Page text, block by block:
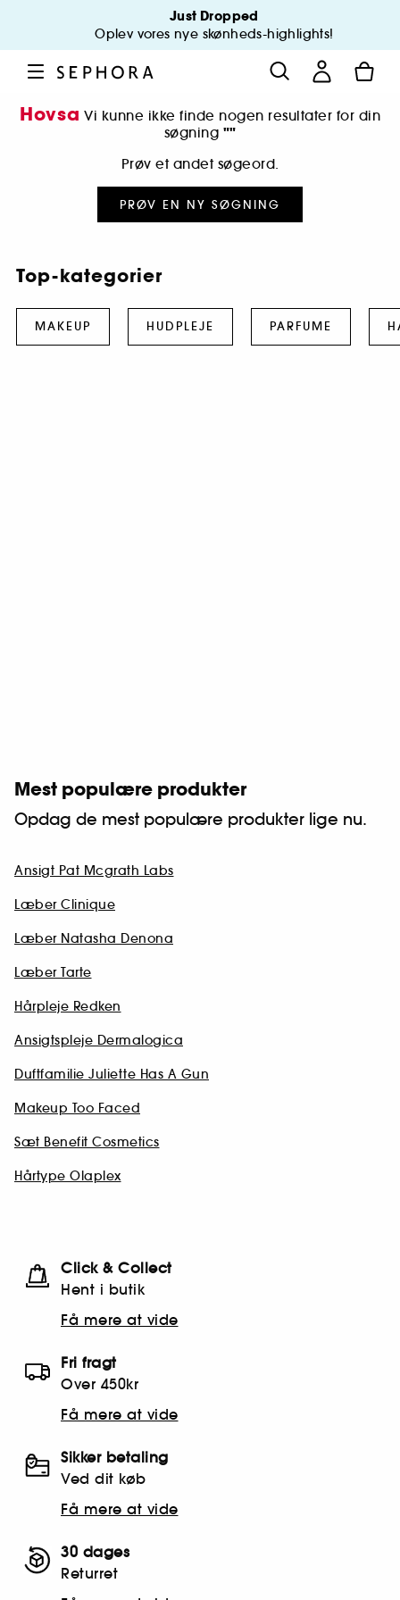
Just Dropped
Oplev vores nye skønheds-highlights!
Hovsa Vi kunne ikke finde nogen resultater for din
søgning ""
Prøv et andet søgeord.
PRØV EN NY SØGNING
Top-kategorier
MAKEUP HUDPLEJE PARFUME
Mest populære produkter
Opdag de mest populære produkter lige nu.
Ansigt Pat Mcgrath Labs
Læber Clinique
Læber Natasha Denona
Læber Tarte
Hårpleje Redken
Ansigtspleje Dermalogica
Duftfamilie Juliette Has A Gun
Makeup Too Faced
Sæt Benefit Cosmetics
Hårtype Olaplex
Click & Collect
Hent i butik
Få mere at vide
Fri fragt
Over 450kr
Få mere at vide
Sikker betaling
Ved dit køb
Få mere at vide
30 dages
Returret